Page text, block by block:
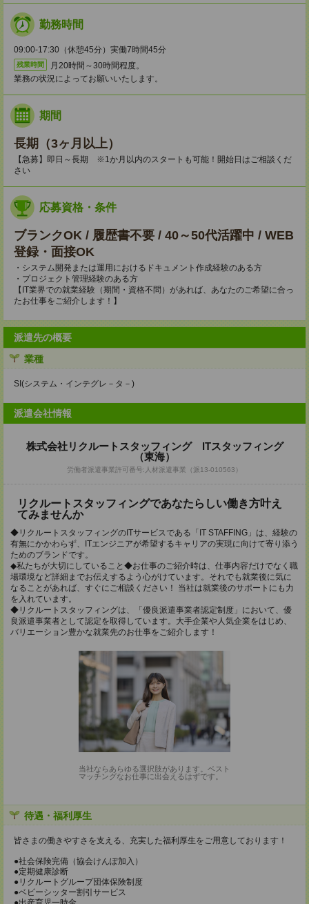
勤務時間
09:00-17:30（休憩45分）実働7時間45分
残業時間
月20時間～30時間程度。
業務の状況によってお願いいたします。
期間
長期（3ヶ月以上）
【急募】即日～長期 ※1か月以内のスタートも可能！開始日はご相談くだ
さい
応募資格・条件
ブランクOK / 履歴書不要 / 40～50代活躍中 / WEB
登録・面接OK
・システム開発または運用におけるドキュメント作成経験のある方
・プロジェクト管理経験のある方
【IT業界での就業経験（期間・資格不問）があれば、あなたのご希望に合っ
たお仕事をご紹介します！】
派遣先の概要
業種
SI(システム・インテグレ－タ－)
派遣会社情報
株式会社リクルートスタッフィング ITスタッフィング
（東海）
労働者派遣事業許可番号:人材派遣事業（派13-010563）
リクルートスタッフィングであなたらしい働き方叶え
てみませんか
◆リクルートスタッフィングのITサービスである「IT STAFFING」は、経験の
有無にかかわらず、ITエンジニアが希望するキャリアの実現に向けて寄り添う
ためのブランドです。
◆私たちが大切にしていること◆お仕事のご紹介時は、仕事内容だけでなく職
場環境など詳細までお伝えするよう心がけています。それでも就業後に気に
なることがあれば、すぐにご相談ください！ 当社は就業後のサポートにも力
を入れています。
◆リクルートスタッフィングは、「優良派遣事業者認定制度」において、優
良派遣事業者として認定を取得しています。大手企業や人気企業をはじめ、
バリエーション豊かな就業先のお仕事をご紹介します！
当社ならあらゆる選択肢があります。ベスト
マッチングなお仕事に出会えるはずです。
待遇・福利厚生
皆さまの働きやすさを支える、充実した福利厚生をご用意しております！
●社会保険完備（協会けんぽ加入）
●定期健康診断
●リクルートグループ団体保険制度
●ベビーシッター割引サービス